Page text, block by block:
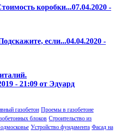
коробки...07.04.2020 -
если...04.04.2020 -
- 21:09 от Эдуард
газобетон Проемы в газобетоне
блоков Строительство из
Устройство фундамента Фасад на